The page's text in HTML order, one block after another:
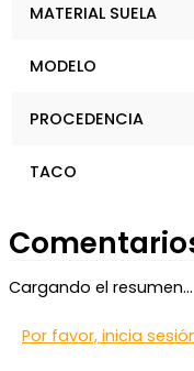
MATERIAL SUELA
MODELO
PROCEDENCIA
TACO
Cargando el resumen…
Por favor, inicia